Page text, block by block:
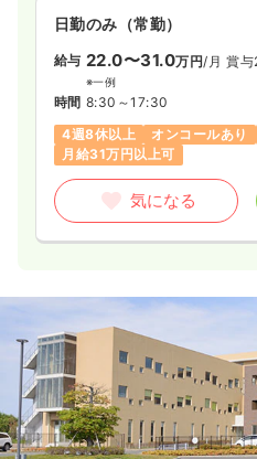
日勤のみ（常勤）
給与 22.0〜31.0万円/月 賞与
※一例
時間 8:30～17:30
4週8休以上
オンコールあり
月給31万円以上可
気になる